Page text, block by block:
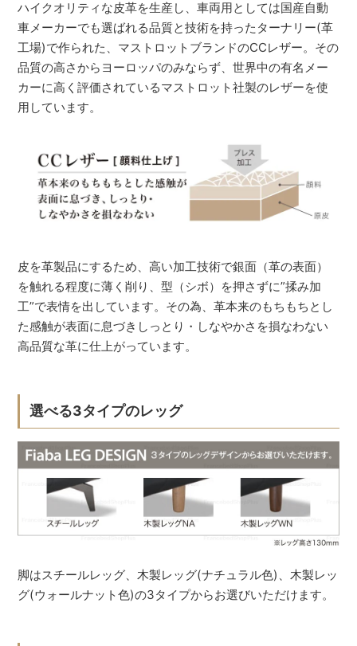
ハイクオリティな皮革を生産し、車両用としては国産自動
車メーカーでも選ばれる品質と技術を持ったターナリー(革
工場)で作られた、マストロットブランドのCCレザー。その
品質の高さからヨーロッパのみならず、世界中の有名メー
カーに高く評価されているマストロット社製のレザーを使
用しています。
皮を革製品にするため、高い加工技術で銀面（革の表面）
を触れる程度に薄く削り、型（シボ）を押さずに”揉み加
工”で表情を出しています。その為、革本来のもちもちとし
た感触が表面に息づきしっとり・しなやかさを損なわない
高品質な革に仕上がっています。
選べる3タイプのレッグ
脚はスチールレッグ、木製レッグ(ナチュラル色)、木製レッ
グ(ウォールナット色)の3タイプからお選びいただけます。